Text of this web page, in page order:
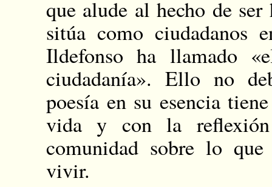
que alude al hecho de
sitúa como
Ildefonso ha llamado
ciudadanía». Ello no
poesía en su esencia
vida y con la
comunidad sobre lo
vivir.